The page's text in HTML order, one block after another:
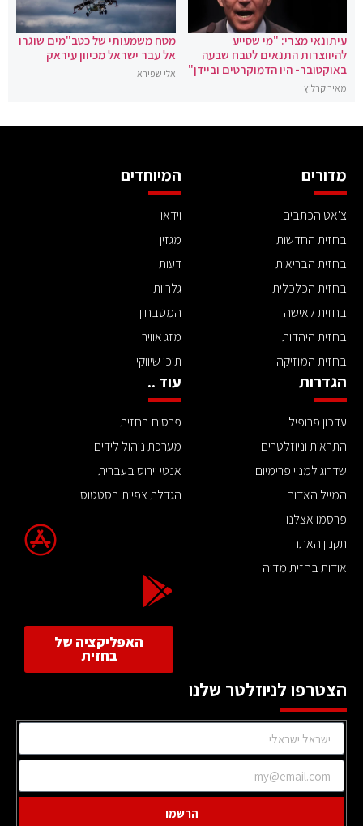
עיתונאי מצרי: "מי שסייע
להיווצרות התנאים לטבח שבעה
באוקטובר- היו הדמוקרטים וביידן"
מאיר קרליץ
מטח משמעותי של כטב"מים שוגרו
אל עבר ישראל מכיוון עיראק
אלי שפירא
מדורים
צ'אט הכתבים
בחזית החדשות
בחזית הבריאות
בחזית הכלכלית
בחזית לאישה
בחזית היהדות
בחזית המוזיקה
המיוחדים
וידאו
מגזין
דעות
גלריות
המטבחון
מזג אוויר
תוכן שיווקי
הגדרות
עדכון פרופיל
התראות וניוזלטרים
שדרוג למנוי פרימיום
המייל האדום
פרסמו אצלנו
תקנון האתר
אודות בחזית מדיה
עוד ..
פרסום בחזית
מערכת ניהול לידים
אנטי וירוס בעברית
הגדלת צפיות בסטטוס
האפליקציה של
בחזית
הצטרפו לניוזלטר שלנו
הרשמו